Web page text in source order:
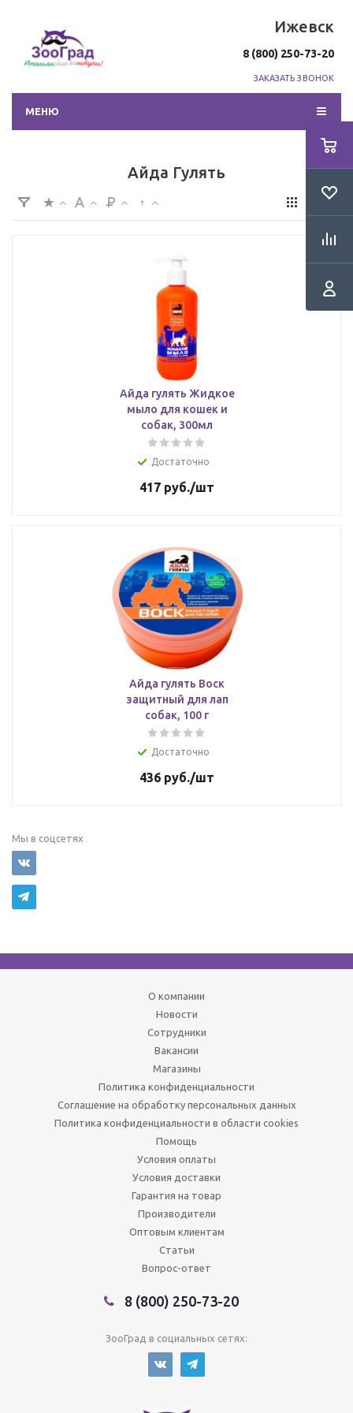
Ижевск
8 (800) 250-73-20
ЗАКАЗАТЬ ЗВОНОК
МЕНЮ
Айда Гулять
Айда гулять Жидкое
мыло для кошек и
собак, 300мл
Достаточно
417 руб./шт
Айда гулять Воск
защитный для лап
собак, 100 г
Достаточно
436 руб./шт
Мы в соцсетях
О компании
Новости
Сотрудники
Вакансии
Магазины
Политика конфиденциальности
Соглашение на обработку персональных данных
Политика конфиденциальности в области cookies
Помощь
Условия оплаты
Условия доставки
Гарантия на товар
Производители
Оптовым клиентам
Статьи
Вопрос-ответ
8 (800) 250-73-20
ЗооГрад в социальных сетях: